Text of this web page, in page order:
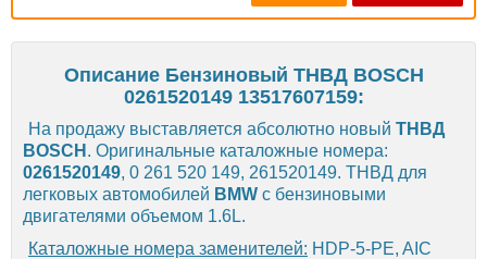
Описание Бензиновый ТНВД BOSCH
0261520149 13517607159:
На продажу выставляется абсолютно новый ТНВД
BOSCH . Оригинальные каталожные номера:
0261520149, 0 261 520 149, 261520149. ТНВД для
легковых автомобилей BMW с бензиновыми
двигателями объемом 1.6L.
Каталожные номера заменителей: HDP-5-PE, AIC